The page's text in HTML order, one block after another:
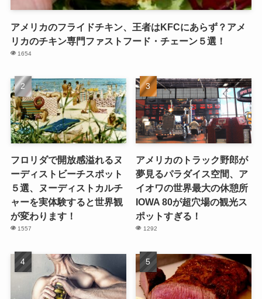
アメリカのフライドチキン、王者はKFCにあらず？アメ
リカのチキン専門ファストフード・チェーン５選！
1654
フロリダで開放感溢れるヌ
ーディストビーチスポット
５選、ヌーディストカルチ
ャーを実体験すると世界観
が変わります！
1557
アメリカのトラック野郎が
夢見るパラダイス空間、ア
イオワの世界最大の休憩所
IOWA 80が超穴場の観光ス
ポットすぎる！
1292